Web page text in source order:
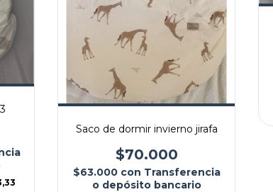
Saco de dormir invierno jirafa
$70.000
$63.000 con Transferencia
o depósito bancario